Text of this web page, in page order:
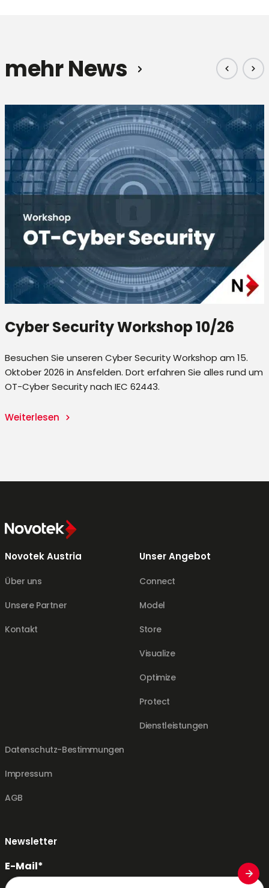
mehr News
Cyber Security Workshop 10/26
Besuchen Sie unseren Cyber Security Workshop am 15.
Oktober 2026 in Ansfelden. Dort erfahren Sie alles rund um
OT-Cyber Security nach IEC 62443.
Weiterlesen
Novotek Austria
Über uns
Unsere Partner
Kontakt
Unser Angebot
Connect
Model
Store
Visualize
Optimize
Protect
Dienstleistungen
Datenschutz-Bestimmungen
Impressum
AGB
Newsletter
E-Mail*